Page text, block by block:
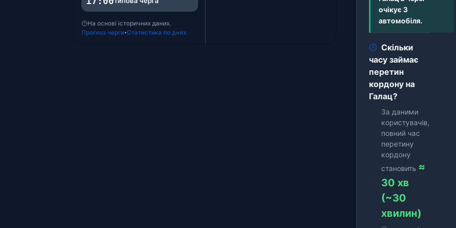
На основі історичних даних.
Прогноз черги•Статистика по днях
очікує 3
автомобіля.
Скільки
часу займає
перетин
кордону на
Галац?
За даними
користувачів,
повний час
перетину
кордону
становить ≈
30 хв
(~30
хвилин)